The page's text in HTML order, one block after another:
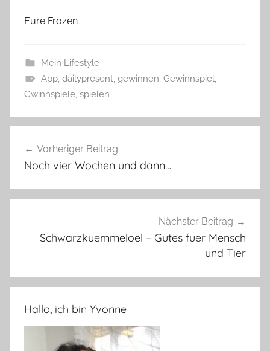
Eure Frozen
Mein Lifestyle
App, dailypresent, gewinnen, Gewinnspiel,
Gwinnspiele, spielen
Vorheriger Beitrag
Noch vier Wochen und dann…
Nächster Beitrag
Schwarzkuemmeloel – Gutes fuer Mensch
und Tier
Hallo, ich bin Yvonne